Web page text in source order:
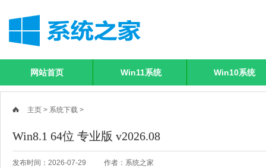
网站首页 Win11系统 Win10系统
主页 > 系统下载 >
Win8.1 64位 专业版 v2026.08
发布时间：2026-07-29 作者：系统之家